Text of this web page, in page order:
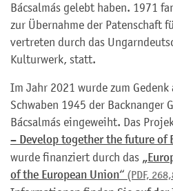
Bácsalmás gelebt haben. 1971
zur Übernahme der Patenschaft
vertreten durch das
Kulturwerk, statt.
Im Jahr 2021 wurde zum
Schwaben 1945 der Backnanger
Bácsalmás eingeweiht. Das
– Develop together the future of
wurde finanziert durch das
of the European Union“ (PDF,